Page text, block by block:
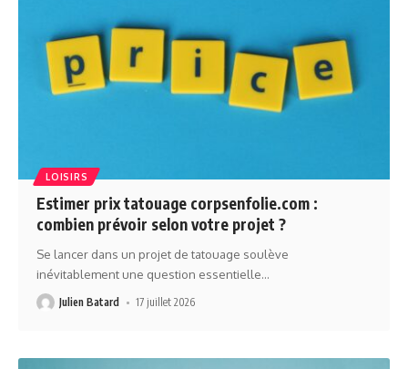
LOISIRS
Estimer prix tatouage corpsenfolie.com :
combien prévoir selon votre projet ?
Se lancer dans un projet de tatouage soulève
inévitablement une question essentielle…
Julien Batard 17 juillet 2026